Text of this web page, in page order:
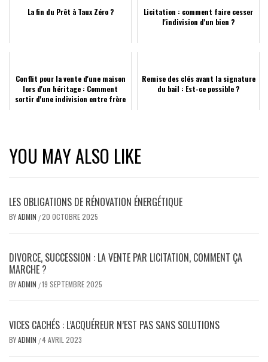
La fin du Prêt à Taux Zéro ?
Licitation : comment faire cesser
l'indivision d'un bien ?
Conflit pour la vente d'une maison
lors d'un héritage : Comment
sortir d'une indivision entre frère
Remise des clés avant la signature
du bail : Est-ce possible ?
YOU MAY ALSO LIKE
LES OBLIGATIONS DE RÉNOVATION ÉNERGÉTIQUE
BYADMIN /20 OCTOBRE 2025
DIVORCE, SUCCESSION : LA VENTE PAR LICITATION, COMMENT ÇA
MARCHE ?
BYADMIN /19 SEPTEMBRE 2025
VICES CACHÉS : L’ACQUÉREUR N’EST PAS SANS SOLUTIONS
BYADMIN /4 AVRIL 2023